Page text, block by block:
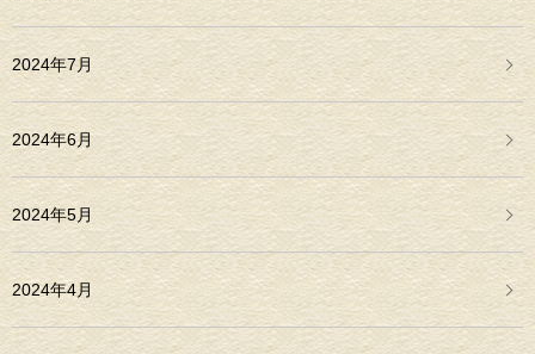
2024年7月
2024年6月
2024年5月
2024年4月